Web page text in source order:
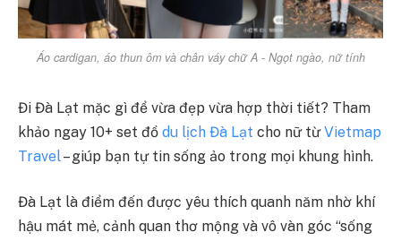
Áo cardigan, áo thun ôm và chân váy chữ A - Ngọt ngào, nữ tính
Đi Đà Lạt mặc gì để vừa đẹp vừa hợp thời tiết? Tham
khảo ngay 10+ set đồ du lịch Đà Lạt cho nữ từVietmap
Travel – giúp bạn tự tin sống ảo trong mọi khung hình.
Đà Lạt là điểm đến được yêu thích quanh năm nhờ khí
hậu mát mẻ, cảnh quan thơ mộng và vô vàn góc “sống